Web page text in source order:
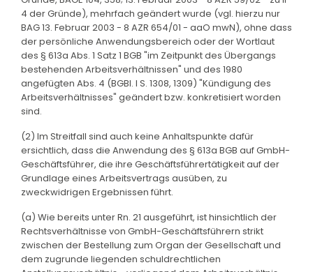
4 der Gründe), mehrfach geändert wurde (vgl. hierzu nur
BAG 13. Februar 2003 - 8 AZR 654/01 - aaO mwN), ohne dass
der persönliche Anwendungsbereich oder der Wortlaut
des § 613a Abs. 1 Satz 1 BGB "im Zeitpunkt des Übergangs
bestehenden Arbeitsverhältnissen" und des 1980
angefügten Abs. 4 (BGBl. I S. 1308, 1309) "Kündigung des
Arbeitsverhältnisses" geändert bzw. konkretisiert worden
sind.
(2) Im Streitfall sind auch keine Anhaltspunkte dafür
ersichtlich, dass die Anwendung des § 613a BGB auf GmbH-
Geschäftsführer, die ihre Geschäftsführertätigkeit auf der
Grundlage eines Arbeitsvertrags ausüben, zu
zweckwidrigen Ergebnissen führt.
(a) Wie bereits unter Rn. 21 ausgeführt, ist hinsichtlich der
Rechtsverhältnisse von GmbH-Geschäftsführern strikt
zwischen der Bestellung zum Organ der Gesellschaft und
dem zugrunde liegenden schuldrechtlichen